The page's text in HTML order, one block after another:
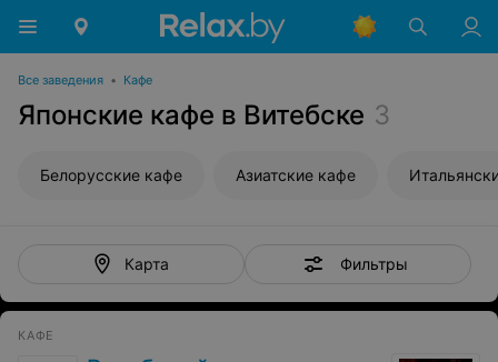
Все заведения • Кафе
Японские кафе в Витебске 3
Белорусские кафе Азиатские кафе
Карта Фильтры
КАФЕ